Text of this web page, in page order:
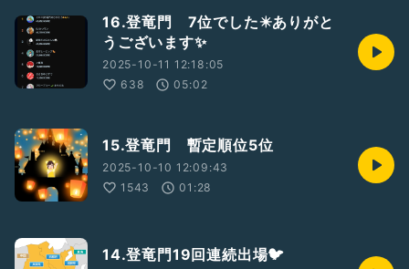
16.登竜門 7位でした✴️ありがと
うございます✨
2025-10-11 12:18:05
638
05:02
15.登竜門 暫定順位5位
2025-10-10 12:09:43
1543
01:28
14.登竜門19回連続出場🐦️